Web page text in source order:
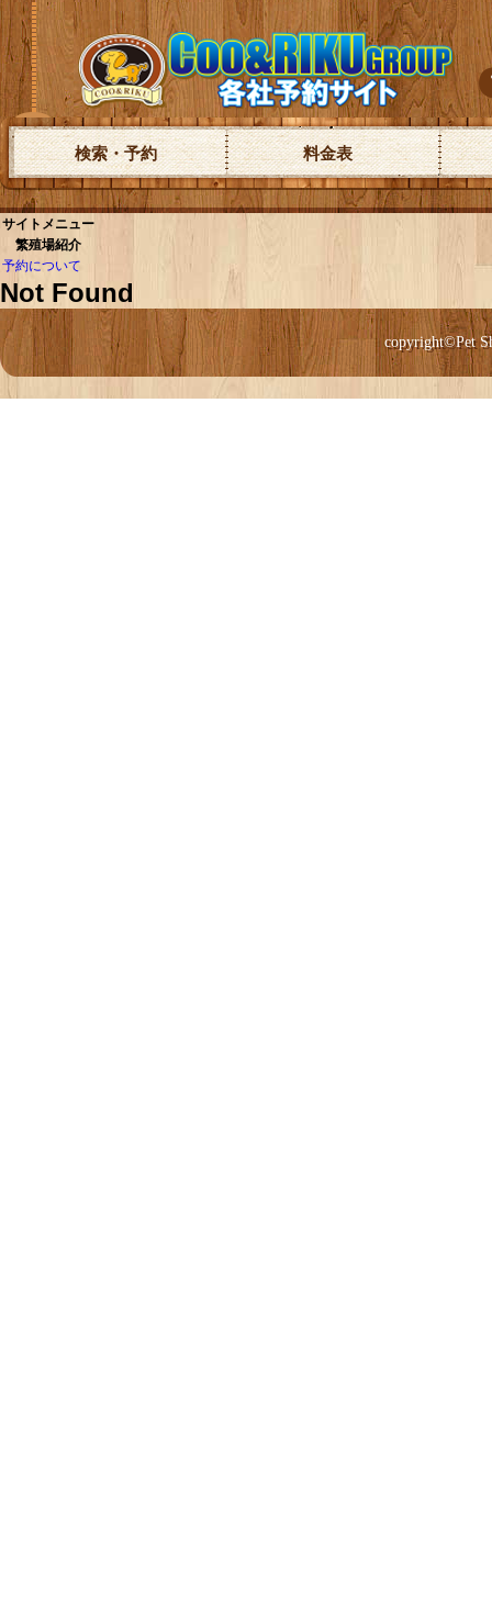
検索・予約 料金表
サイトメニュー
繁殖場紹介
予約について
Not Found
copyright©Pet